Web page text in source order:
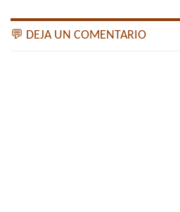
💬 DEJA UN COMENTARIO